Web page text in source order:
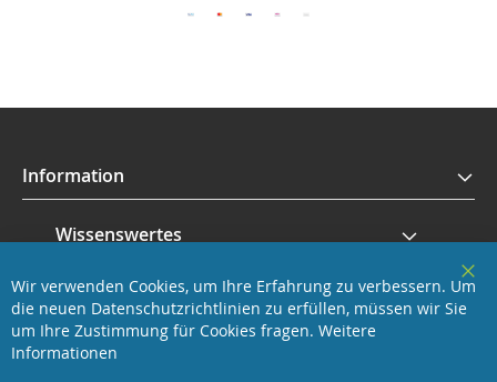
Information
Wissenswertes
Service
Revisage GmbH
Wir verwenden Cookies, um Ihre Erfahrung zu verbessern. Um
die neuen Datenschutzrichtlinien zu erfüllen, müssen wir Sie
um Ihre Zustimmung für Cookies fragen. Weitere
Informationen